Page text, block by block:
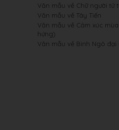
Văn mẫu về Chữ người tử
Văn mẫu về Tây Tiến
Văn mẫu về Cảm xúc
hứng)
Văn mẫu về Bình Ngô đại